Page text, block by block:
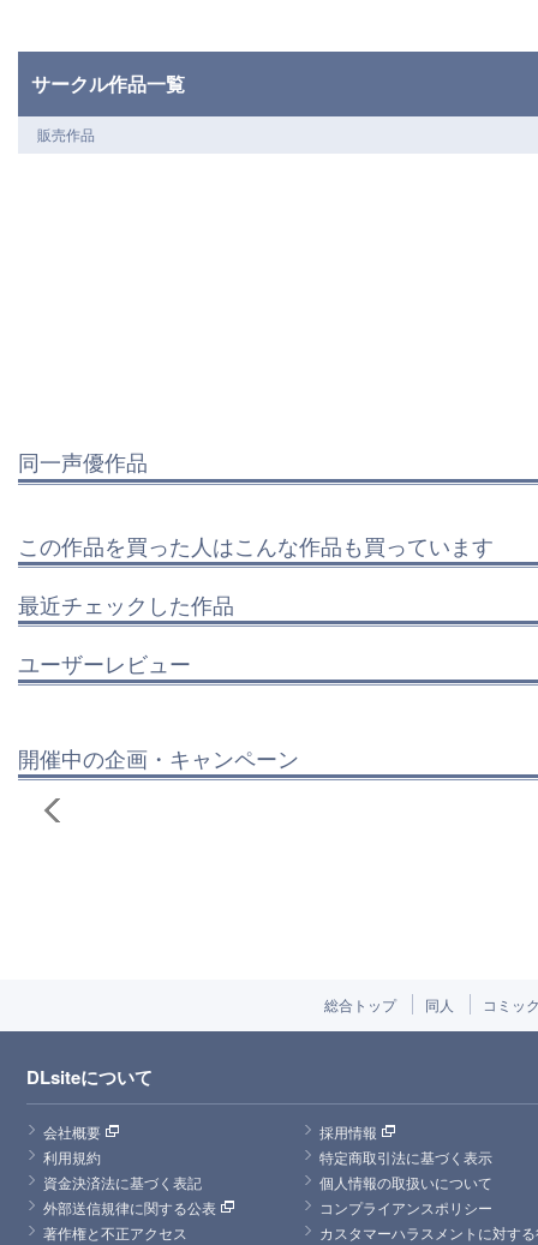
サークル作品一覧
販売作品
同一声優作品
この作品を買った人はこんな作品も買っています
最近チェックした作品
ユーザーレビュー
開催中の企画・キャンペーン
総合トップ 同人 コミッ
DLsiteについて
会社概要
採用情報
利用規約
特定商取引法に基づく表示
資金決済法に基づく表記
個人情報の取扱いについて
外部送信規律に関する公表
コンプライアンスポリシー
著作権と不正アクセス
カスタマーハラスメントに対す